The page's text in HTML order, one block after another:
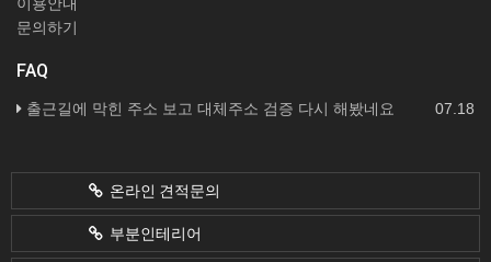
문의하기
FAQ
07.18
출근길에 막힌 주소 보고 대체주소 검증 다시 해봤네요
온라인 견적문의
부분인테리어